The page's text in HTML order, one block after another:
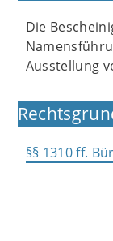
Die
Ausstellung
§§ 1310 ff.